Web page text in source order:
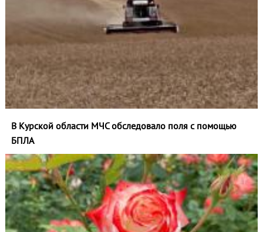
В Курской области МЧС обследовало поля с помощью
БПЛА